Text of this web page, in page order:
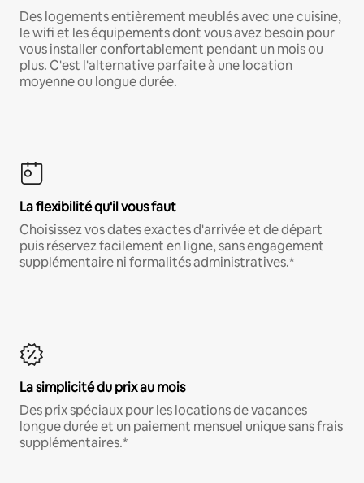
Des logements entièrement meublés avec une cuisine,
le wifi et les équipements dont vous avez besoin pour
vous installer confortablement pendant un mois ou
plus. C'est l'alternative parfaite à une location
moyenne ou longue durée.
La flexibilité qu'il vous faut
Choisissez vos dates exactes d'arrivée et de départ
puis réservez facilement en ligne, sans engagement
supplémentaire ni formalités administratives.*
La simplicité du prix au mois
Des prix spéciaux pour les locations de vacances
longue durée et un paiement mensuel unique sans frais
supplémentaires.*